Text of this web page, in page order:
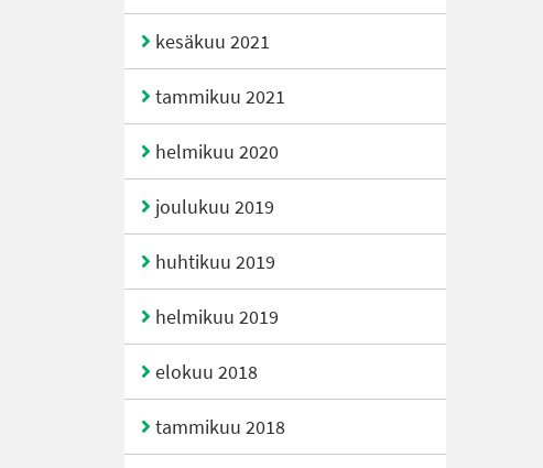
kesäkuu 2021
tammikuu 2021
helmikuu 2020
joulukuu 2019
huhtikuu 2019
helmikuu 2019
elokuu 2018
tammikuu 2018